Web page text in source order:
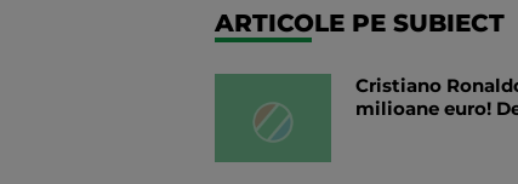
ARTICOLE PE SUBIECT
Cristiano
milioane euro!